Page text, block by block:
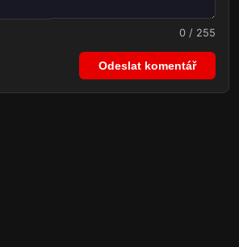
0 / 255
Odeslat komentář